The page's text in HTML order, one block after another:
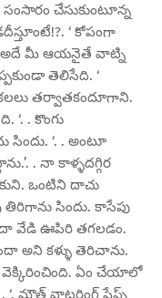
చేసుకుంటూన్న
‘ కోపంగా
అదే మీ ఆయనైతే వాట్ని
తెలిసేది. ‘
తర్వాతకందూగాని.
‘. . కొంగు
సిందు. ‘. . అంటూ
. నా కాళ్ళదగ్గిర
ఒంటిని దాచు
సిందు. కాసేపు
ఊపిరి తగలడం.
అని కళ్ళు తెరిచాను.
వెక్కిరించింది. ఏం చేయాలో
. ‘. మౌత్ వాటరింగ్ షేప్స్